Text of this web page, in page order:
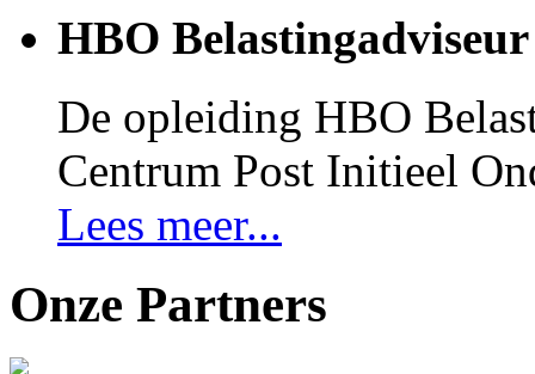
HBO Belastingadviseur
De opleiding HBO
Centrum Post Initieel
Lees meer...
Onze Partners